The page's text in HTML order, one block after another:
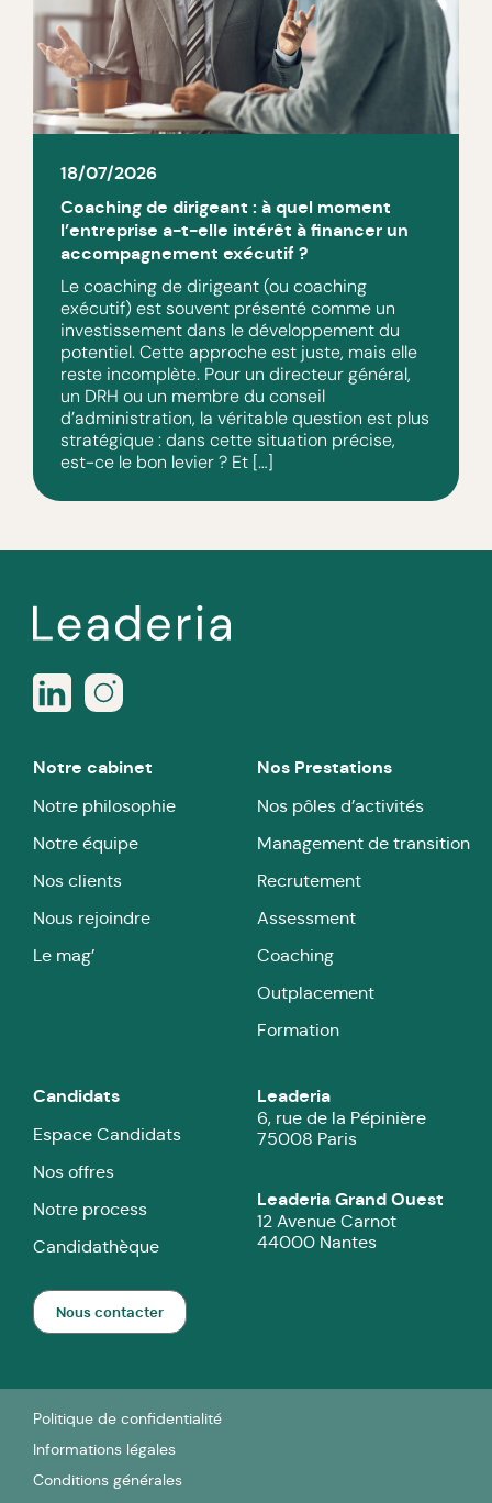
18/07/2026
Coaching de dirigeant : à quel moment
l’entreprise a-t-elle intérêt à financer un
accompagnement exécutif ?
Le coaching de dirigeant (ou coaching
exécutif) est souvent présenté comme un
investissement dans le développement du
potentiel. Cette approche est juste, mais elle
reste incomplète. Pour un directeur général,
un DRH ou un membre du conseil
d’administration, la véritable question est plus
stratégique : dans cette situation précise,
est-ce le bon levier ? Et […]
Notre cabinet
Notre philosophie
Notre équipe
Nos clients
Nous rejoindre
Le mag’
Nos Prestations
Nos pôles d’activités
Management de transition
Recrutement
Assessment
Coaching
Outplacement
Formation
Candidats
Espace Candidats
Nos offres
Notre process
Candidathèque
Leaderia
6, rue de la Pépinière
75008 Paris
Leaderia Grand Ouest
12 Avenue Carnot
44000 Nantes
Nous contacter
Politique de confidentialité
Informations légales
Conditions générales